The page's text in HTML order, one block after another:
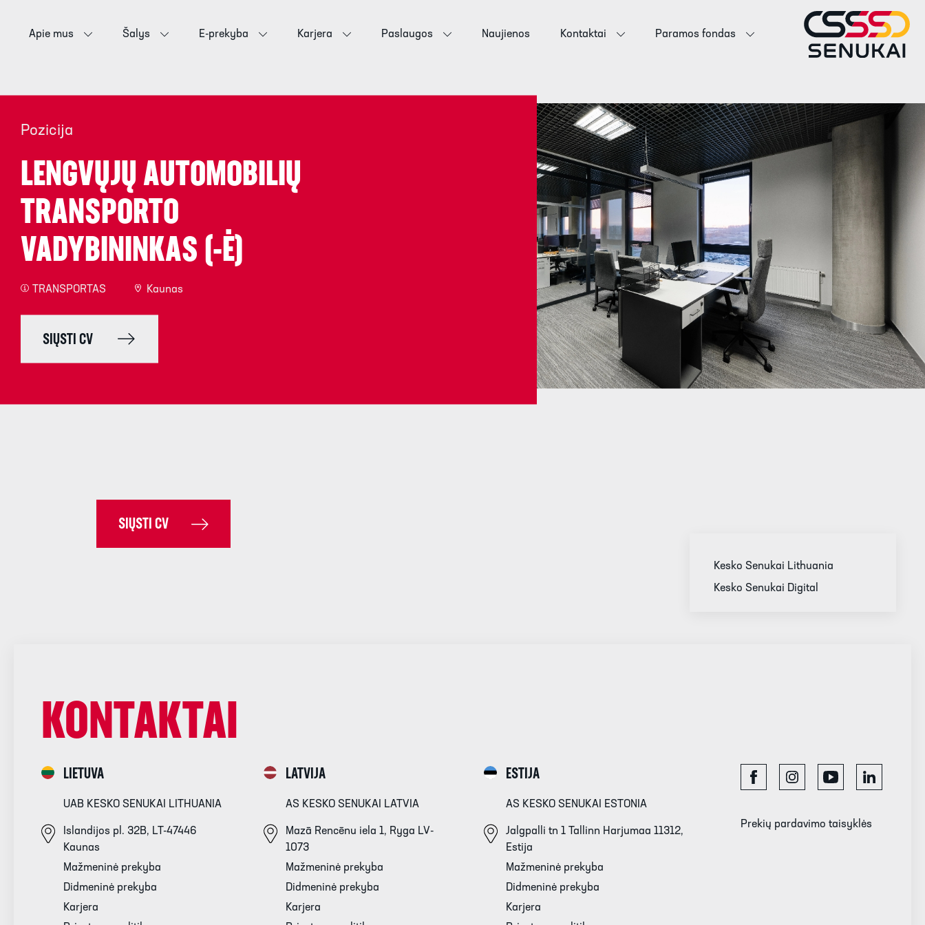
Apie mus Šalys E-prekyba Karjera Paslaugos Naujienos Kontaktai Paramos fondas
Pozicija
LENGVŲJŲ AUTOMOBILIŲ
TRANSPORTO
VADYBININKAS (-Ė)
TRANSPORTAS Kaunas
SIŲSTI CV
SIŲSTI CV
Kesko Senukai Lithuania
Kesko Senukai Digital
KONTAKTAI
LIETUVA
UAB KESKO SENUKAI LITHUANIA
Islandijos pl. 32B, LT-47446
Kaunas
Mažmeninė prekyba
Didmeninė prekyba
Karjera
LATVIJA
AS KESKO SENUKAI LATVIA
Mazā Rencēnu iela 1, Ryga LV-
1073
Mažmeninė prekyba
Didmeninė prekyba
Karjera
ESTIJA
AS KESKO SENUKAI ESTONIA
Jalgpalli tn 1 Tallinn Harjumaa 11312,
Estija
Mažmeninė prekyba
Didmeninė prekyba
Karjera
Prekių pardavimo taisyklės